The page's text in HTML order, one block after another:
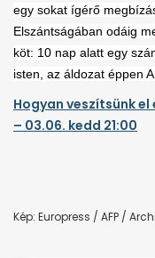
egy sokat ígérő
Elszántságában odáig
köt: 10 nap alatt egy
isten, az áldozat éppen
Hogyan veszítsünk
– 03.06. kedd 21:00
Kép: Europress / AFP /